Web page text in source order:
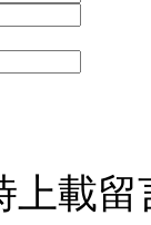
上載